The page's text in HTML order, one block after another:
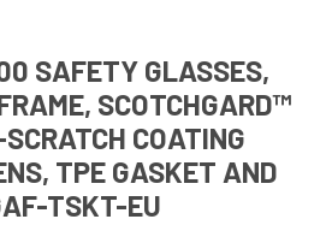
SAFETY GLASSES,
SCOTCHGARD™
COATING
TPE GASKET AND
TSKT-EU